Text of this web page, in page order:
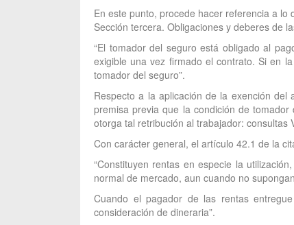
En este punto, procede hacer referencia a
Sección tercera. Obligaciones y deberes de
“El tomador del seguro está obligado al
exigible una vez firmado el contrato. Si en
tomador del seguro”.
Respecto a la aplicación de la exención
premisa previa que la condición de
otorga tal retribución al trabajador:
Con carácter general, el artículo 42.1 de la
“Constituyen rentas en especie la
normal de mercado, aun cuando no
Cuando el pagador de las rentas
consideración de dineraria”.